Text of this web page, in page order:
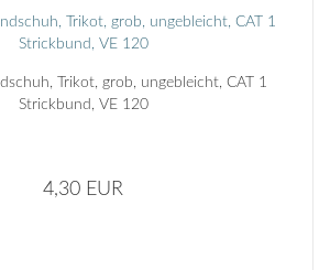
Trikot, grob, ungebleicht, CAT 1
Strickbund, VE 120
4,30 EUR